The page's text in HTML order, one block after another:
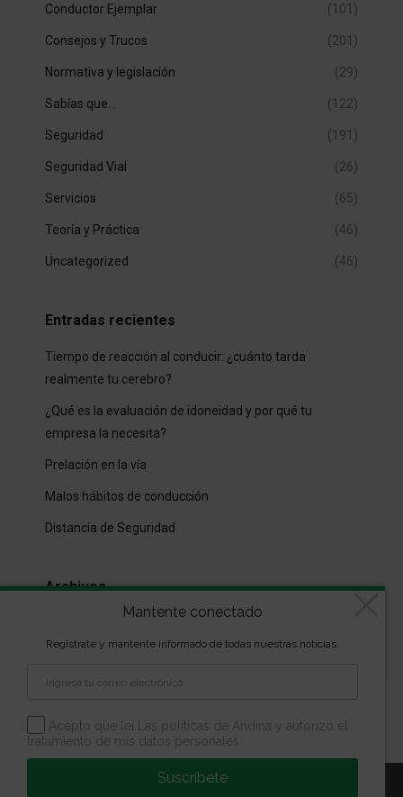
Conductor Ejemplar (101)
Consejos y Trucos (201)
Normativa y legislación (29)
Sabías que… (122)
Seguridad (191)
Seguridad Vial (26)
Servicios (65)
Teoría y Práctica (46)
Uncategorized (46)
Entradas recientes
Tiempo de reacción al conducir: ¿cuánto tarda
realmente tu cerebro?
¿Qué es la evaluación de idoneidad y por qué tu
empresa la necesita?
Prelación en la vía
Malos hábitos de conducción
Distancia de Seguridad
Archivos
propiedad de la Escuela Andina | Todos los derechos
reservados
Política de Privacidad
Mantente conectado
Regístrate y mantente informado de todas nuestras noticias.
Acepto que leí Las políticas de Andina y autorizo el
tratamiento de mis datos personales.
Suscríbete